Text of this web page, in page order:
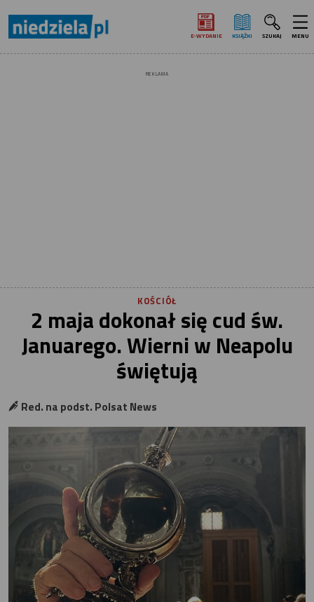
E‑WYDANIE KSIĄŻKI SZUKAJ MENU
REKLAMA
KOŚCIÓŁ
2 maja dokonał się cud św.
Januarego. Wierni w Neapolu
świętują
Red. na podst. Polsat News